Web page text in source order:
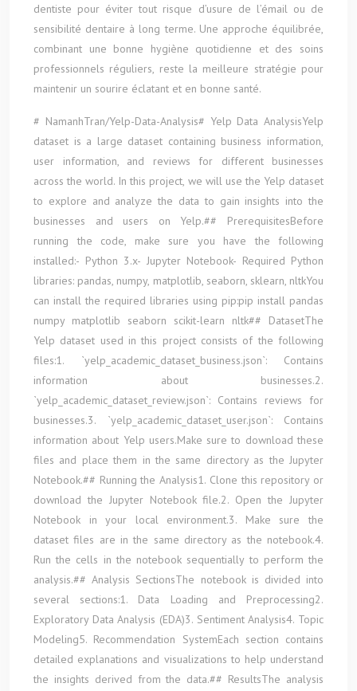
dentiste pour éviter tout risque d’usure de l’émail ou de
sensibilité dentaire à long terme. Une approche équilibrée,
combinant une bonne hygiène quotidienne et des soins
professionnels réguliers, reste la meilleure stratégie pour
maintenir un sourire éclatant et en bonne santé.
# NamanhTran/Yelp-Data-Analysis# Yelp Data AnalysisYelp
dataset is a large dataset containing business information,
user information, and reviews for different businesses
across the world. In this project, we will use the Yelp dataset
to explore and analyze the data to gain insights into the
businesses and users on Yelp.## PrerequisitesBefore
running the code, make sure you have the following
installed:- Python 3.x- Jupyter Notebook- Required Python
libraries: pandas, numpy, matplotlib, seaborn, sklearn, nltkYou
can install the required libraries using pip:pip install pandas
numpy matplotlib seaborn scikit-learn nltk## DatasetThe
Yelp dataset used in this project consists of the following
files:1. `yelp_academic_dataset_business.json`: Contains
information about businesses.2.
`yelp_academic_dataset_review.json`: Contains reviews for
businesses.3. `yelp_academic_dataset_user.json`: Contains
information about Yelp users.Make sure to download these
files and place them in the same directory as the Jupyter
Notebook.## Running the Analysis1. Clone this repository or
download the Jupyter Notebook file.2. Open the Jupyter
Notebook in your local environment.3. Make sure the
dataset files are in the same directory as the notebook.4.
Run the cells in the notebook sequentially to perform the
analysis.## Analysis SectionsThe notebook is divided into
several sections:1. Data Loading and Preprocessing2.
Exploratory Data Analysis (EDA)3. Sentiment Analysis4. Topic
Modeling5. Recommendation SystemEach section contains
detailed explanations and visualizations to help understand
the insights derived from the data.## ResultsThe analysis